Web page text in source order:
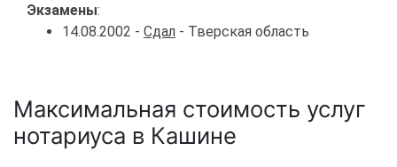
Экзамены:
14.08.2002 - Сдал - Тверская область
Максимальная стоимость услуг
нотариуса в Кашине